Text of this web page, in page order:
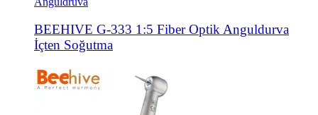
BEEHIVE G-333 1:5 Fiber Optik Anguldurva
İçten Soğutma